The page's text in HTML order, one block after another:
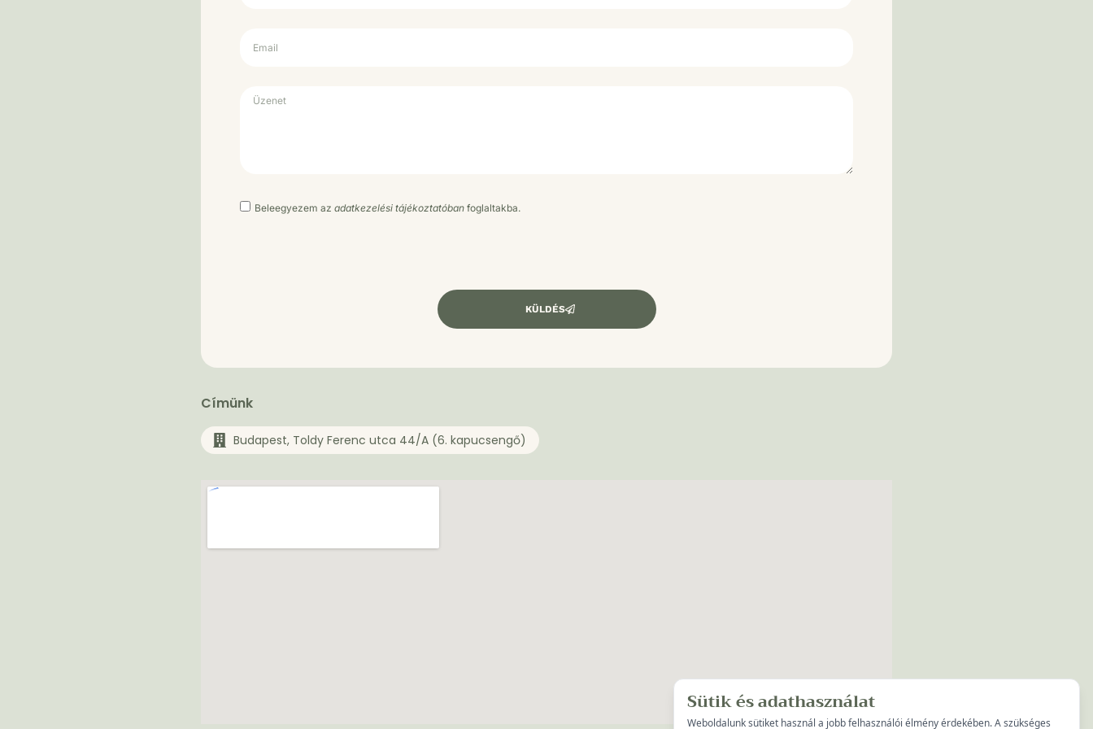
Beleegyezem az adatkezelési tájékoztatóban foglaltakba.
KÜLDÉS
Címünk
Budapest, Toldy Ferenc utca 44/A (6. kapucsengő)
Sütik és adathasználat
Weboldalunk sütiket használ a jobb felhasználói élmény érdekében. A szükséges